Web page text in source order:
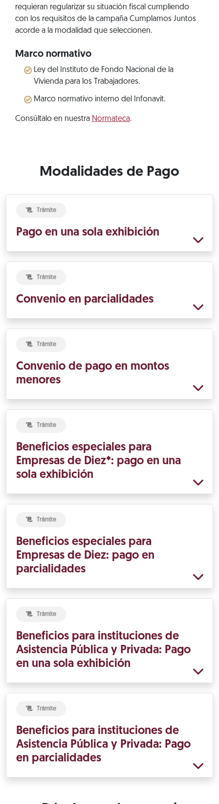
requieran regularizar su situación fiscal cumpliendo
con los requisitos de la campaña Cumplamos Juntos
acorde a la modalidad que seleccionen.
Marco normativo
Ley del Instituto de Fondo Nacional de la
Vivienda para los Trabajadores.
Marco normativo interno del Infonavit.
Consúltalo en nuestra Normateca.
Modalidades de Pago
Trámite
Pago en una sola exhibición
Trámite
Convenio en parcialidades
Trámite
Convenio de pago en montos
menores
Trámite
Beneficios especiales para
Empresas de Diez*: pago en una
sola exhibición
Trámite
Beneficios especiales para
Empresas de Diez: pago en
parcialidades
Trámite
Beneficios para instituciones de
Asistencia Pública y Privada: Pago
en una sola exhibición
Trámite
Beneficios para instituciones de
Asistencia Pública y Privada: Pago
en parcialidades